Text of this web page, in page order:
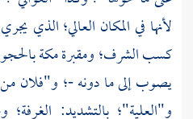
لأنها في المكان العالي؛ الذي
كسب الشرف؛ ومقبرةمكة
يصوب إلى ما دونه -؛ و"فلان
و"العلية"؛ بالتشديد: الغرفة؛